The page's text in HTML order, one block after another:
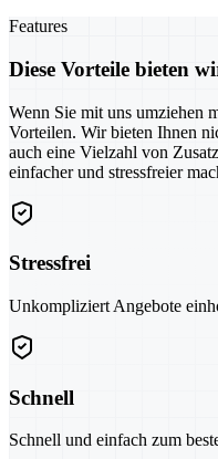
Features
Diese Vorteile bieten
Wenn Sie mit uns umziehen
Vorteilen. Wir bieten Ihnen
auch eine Vielzahl von
einfacher und stressfreier
Stressfrei
Unkompliziert Angebote
Schnell
Schnell und einfach zum